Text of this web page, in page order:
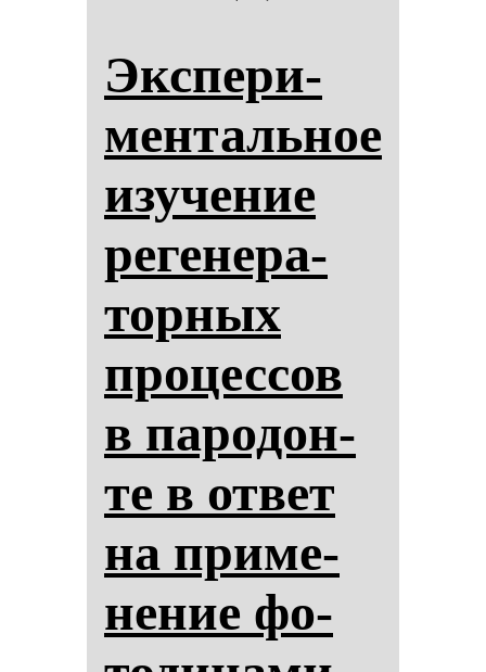
Эк­спе­ри­
мен­таль­ное
изу­че­ние
ре­ге­не­ра­
тор­ных
про­цес­сов
в па­ро­дон­
те в от­вет
на при­ме­
не­ние фо­